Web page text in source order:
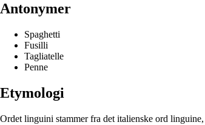
Antonymer
Spaghetti
Fusilli
Tagliatelle
Penne
Etymologi
Ordet linguini stammer fra det italienske ord